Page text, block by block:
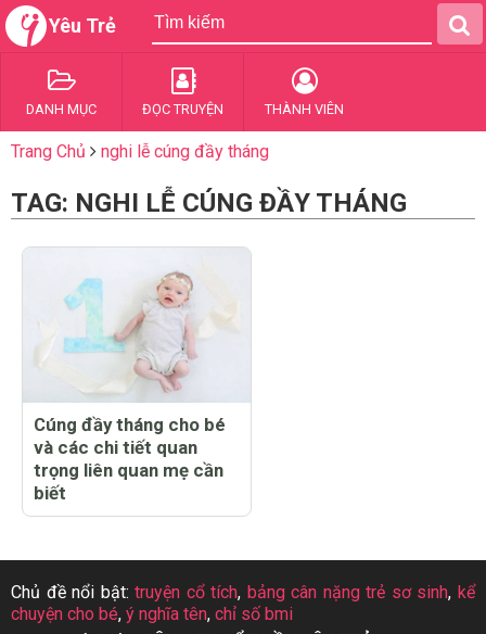
Yêu Trẻ
DANH MỤC ĐỌC TRUYỆN THÀNH VIÊN
Trang Chủ nghi lễ cúng đầy tháng
TAG: NGHI LỄ CÚNG ĐẦY THÁNG
Cúng đầy tháng cho bé
và các chi tiết quan
trọng liên quan mẹ cần
biết
Chủ đề nổi bật:truyện cổ tích, bảng cân nặng trẻ sơ sinh,kể
chuyện cho bé, ý nghĩa tên, chỉ số bmi